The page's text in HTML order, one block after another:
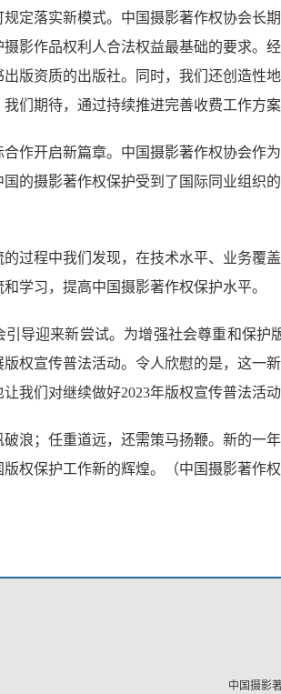
定落实新模式。中国摄影著作权协会长
影作品权利人合法权益最基础的要求。
版资质的出版社。同时，我们还创造性
们期待，通过持续推进完善收费工作方
作开启新篇章。中国摄影著作权协会作
国的摄影著作权保护受到了国际同业组织
过程中我们发现，在技术水平、业务覆
学习，提高中国摄影著作权保护水平。
导迎来新尝试。为增强社会尊重和保护
版权宣传普法活动。令人欣慰的是，这一
我们对继续做好2023年版权宣传普法活
浪；任重道远，还需策马扬鞭。新的一
权保护工作新的辉煌。（中国摄影著作
中国摄影